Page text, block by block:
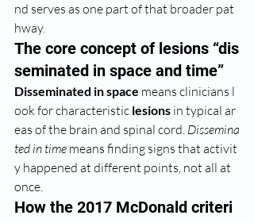
nd serves as one part of that broader pat
hway.
The core concept of lesions “dis
seminated in space and time”
Disseminated in space means clinicians l
ook for characteristic lesions in typical ar
eas of the brain and spinal cord. Dissemina
ted in time means finding signs that activit
y happened at different points, not all at
once.
How the 2017 McDonald criteri